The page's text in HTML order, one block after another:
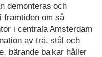
demonteras och
framtiden om så
i centrala Amsterdam
av trä, stål och
bärande balkar håller